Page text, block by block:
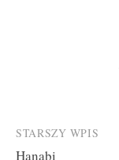
Post
STARSZY WPIS
Hanabi